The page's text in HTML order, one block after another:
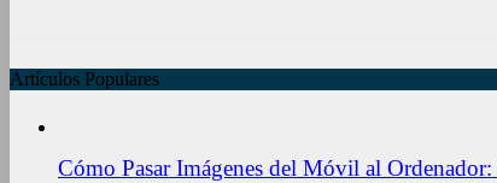
Artículos Populares
Cómo Pasar Imágenes del Móvil al